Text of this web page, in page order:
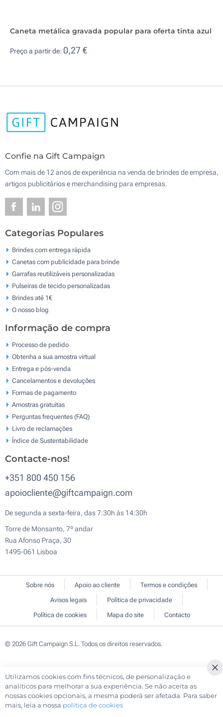
Caneta metálica gravada popular para oferta tinta azul
Preço a partir de: 0,27 €
Confie na Gift Campaign
Com mais de 12 anos de experiência na venda de brindes de empresa,
artigos publicitários e merchandising para empresas.
Categorias Populares
Brindes com entrega rápida
Canetas com publicidade para brinde
Garrafas reutilizáveis personalizadas
Pulseiras de tecido personalizadas
Brindes até 1€
O nosso blog
Informação de compra
Processo de pedido
Obtenha a sua amostra virtual
Entrega e pós-venda
Cancelamentos e devoluções
Formas de pagamento
Amostras gratuitas
Perguntas frequentes (FAQ)
Livro de reclamaçōes
Índice de Sustentabilidade
Contacte-nos!
+351 800 450 156
apoiocliente@giftcampaign.com
De segunda a sexta-feira, das 7:30h às 14:30h
Torre de Monsanto, 7º andar
Rua Afonso Praça, 30
1495-061 Lisboa
Sobre nós Apoio ao cliente
Termos e condições
Avisos legais
Política de privacidade
Política de cookies
Mapa do site Contacto
© 2026 Gift Campaign S.L. Todos os direitos reservados.
Utilizamos cookies com fins técnicos, de personalização e
analíticos para melhorar a sua experiência. Se não aceita as
nossas cookies opcionais, a mesma poderá ser afetada. Para saber
mais, leia a nossa política de cookies